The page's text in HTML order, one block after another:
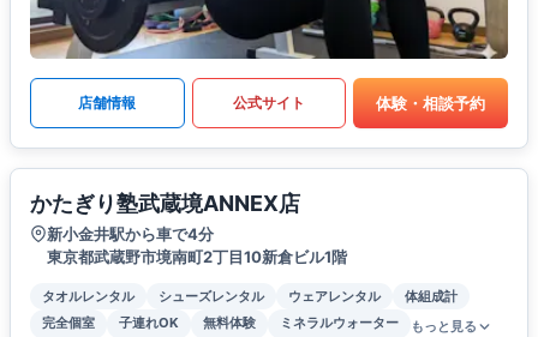
店舗情報 公式サイト 体験・相談予約
かたぎり塾武蔵境ANNEX店
新小金井駅から車で4分
東京都武蔵野市境南町2丁目10新倉ビル1階
タオルレンタル シューズレンタル ウェアレンタル
体組成計
完全個室
子連れOK 無料体験 ミネラルウォーター もっと見る